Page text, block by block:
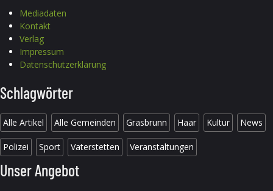
Mediadaten
Kontakt
Verlag
Impressum
Datenschutzerklärung
Schlagwörter
Alle Artikel Alle Gemeinden Grasbrunn Haar Kultur News
Polizei Sport Vaterstetten Veranstaltungen
Unser Angebot